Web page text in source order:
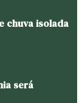
chuva isolada
será